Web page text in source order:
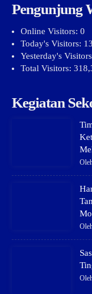
Pengunjung
Online Visitors: 0
Today's Visitors:
Yesterday's
Total Visitors:
Kegiatan